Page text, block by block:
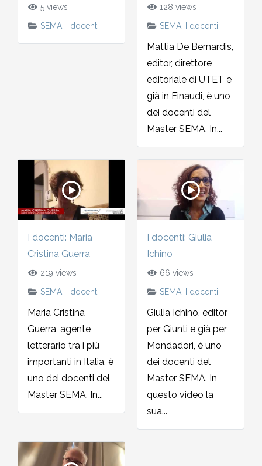
5 views
SEMA: I docenti
128 views
SEMA: I docenti
Mattia De Bernardis,
editor, direttore
editoriale di UTET e
già in Einaudi, è uno
dei docenti del
Master SEMA. In...
I docenti: Maria
Cristina Guerra
219 views
SEMA: I docenti
Maria Cristina
Guerra, agente
letterario tra i più
importanti in Italia, è
uno dei docenti del
Master SEMA. In...
I docenti: Giulia
Ichino
66 views
SEMA: I docenti
Giulia Ichino, editor
per Giunti e già per
Mondadori, è uno
dei docenti del
Master SEMA. In
questo video la
sua...